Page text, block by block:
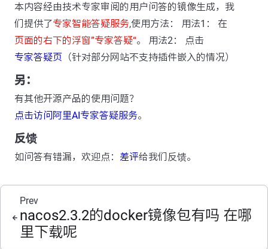
本内容经由技术专家审阅的用户问答的镜像生成，我
们提供了专家智能答疑服务,使用方法： 用法1： 在
页面的右下的浮窗”专家答疑“。 用法2： 点击
专家答疑页 （针对部分网站不支持插件嵌入的情况）
另：
有其他开源产品的使用问题？
点击访问阿里AI专家答疑服务。
反馈
如问答有错漏，欢迎点： 差评给我们反馈。
Prev
nacos2.3.2的docker镜像包有吗 在哪
里下载呢